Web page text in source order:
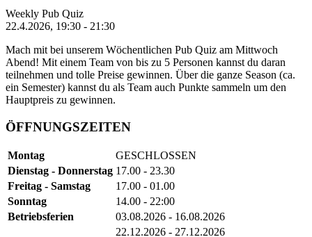
Weekly Pub Quiz
22.4.2026, 19:30 - 21:30
Mach mit bei unserem Wöchentlichen Pub Quiz am Mittwoch
Abend! Mit einem Team von bis zu 5 Personen kannst du daran
teilnehmen und tolle Preise gewinnen. Über die ganze Season (ca.
ein Semester) kannst du als Team auch Punkte sammeln um den
Hauptpreis zu gewinnen.
ÖFFNUNGSZEITEN
Montag
GESCHLOSSEN
Dienstag - Donnerstag 17.00 - 23.30
Freitag - Samstag
17.00 - 01.00
Sonntag
14.00 - 22:00
Betriebsferien
03.08.2026 - 16.08.2026
22.12.2026 - 27.12.2026